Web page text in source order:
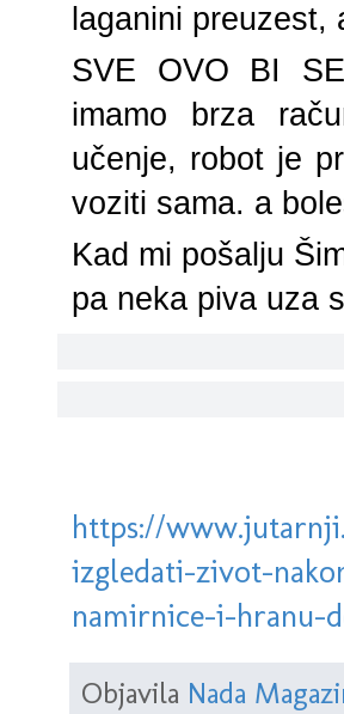
laganini
SVE OVO BI
imamo brza
učenje, robot je
voziti sama. a
Kad mi pošalju
pa neka piva uza
https://
izgledati-zivot-
namirnice-i-hranu-
Objavila Nada